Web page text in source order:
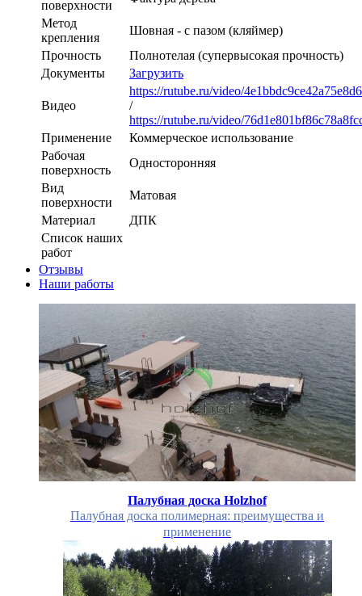
поверхности
Метод
крепления
Шовная - с пазом (кляймер)
Прочность
Полнотелая (супервысокая прочность)
Документы
Загрузить
Видео
https://rutube.ru/video/
/
https://rutube.ru/video/
Применение
Коммерческое использование
Рабочая
поверхность
Односторонняя
Вид
поверхности
Матовая
Материал
ДПК
Список наших
работ
Отзывы
Наши работы
Палубная доска Holzhof
Палубная доска полимерная: преимущества и
применение